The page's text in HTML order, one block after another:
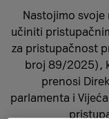
Nastojimo svoje
učiniti
za pristupačnost
broj 89/2025),
prenosi
parlamenta i